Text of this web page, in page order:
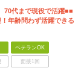
70代まで現役で活躍■■
年齢問わず活躍できる
ベテランOK
面接1回